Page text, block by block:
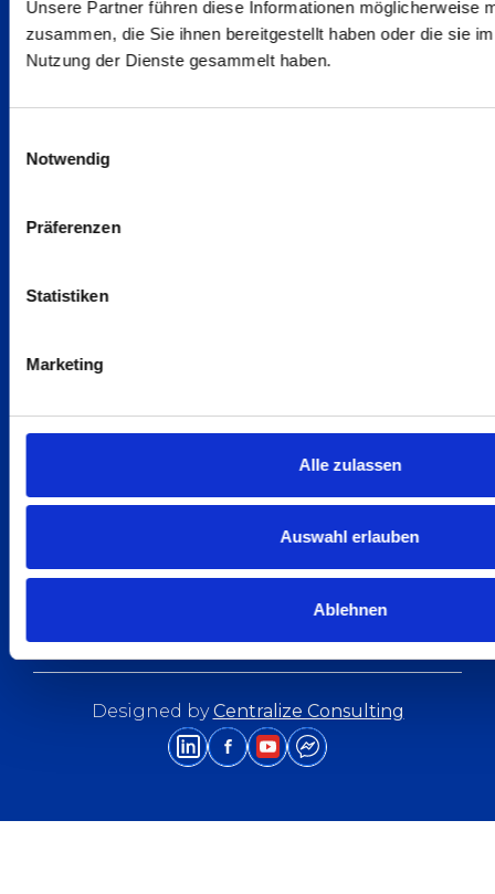
Unsere Partner führen diese Informationen möglicherweise
zusammen, die Sie ihnen bereitgestellt haben oder die sie
Nutzung der Dienste gesammelt haben.
Notwendig
Präferenzen
Statistiken
Marketing
Alle zulassen
Auswahl erlauben
Ablehnen
32547 Bad Oeynhausen
Themen
Home
Holz
News & Events
Datenschutz
Designed byCentralize Consulting